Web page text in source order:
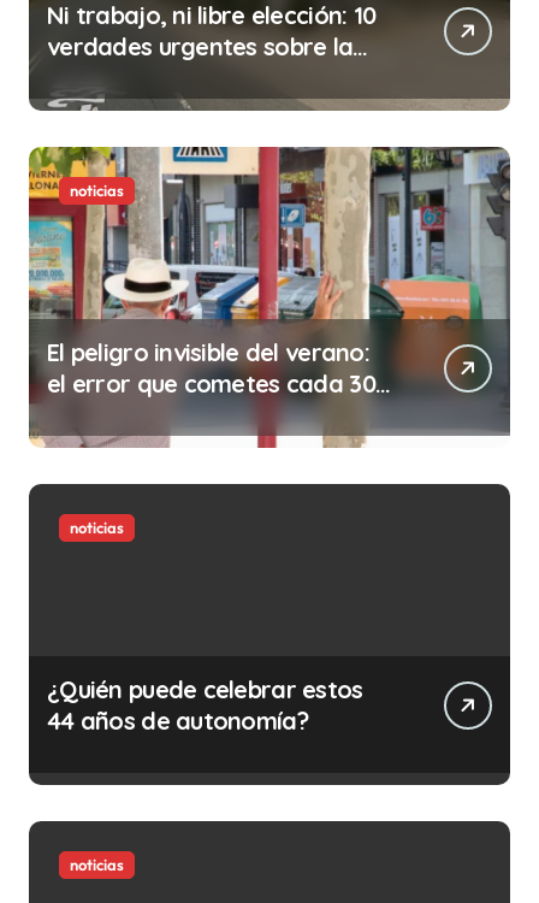
Ni trabajo, ni libre elección: 10
verdades urgentes sobre la
noticias
El peligro invisible del verano:
el error que cometes cada 30
minutos en tu trabajo (y la
ilegalidad que te puede costar
la vida)
noticias
¿Quién puede celebrar estos
44 años de autonomía?
noticias